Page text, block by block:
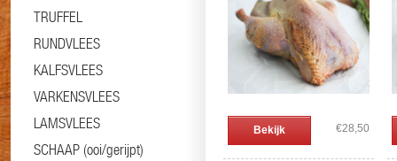
TRUFFEL
RUNDVLEES
KALFSVLEES
VARKENSVLEES
LAMSVLEES
SCHAAP (ooi/gerijpt)
Bekijk €28,50